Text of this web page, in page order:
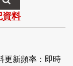
資料
更新頻率：即時